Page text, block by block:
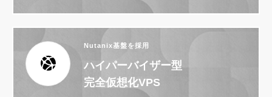
Nutanix基盤を採用
ハイパーバイザー型
完全仮想化VPS